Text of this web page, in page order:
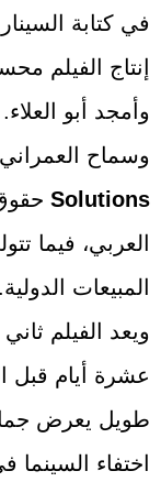
في كتابة
إنتاج الفيلم
وأمجد أبو
وسماح
Solutions
العربي، فيما
المبيعات الدولية.
ويعد الفيلم
طويل يعرض
اختفاء السينما